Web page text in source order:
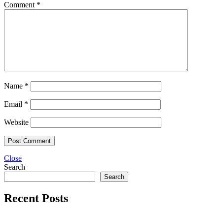
Comment *
Name *
Email *
Website
Close
Search
Search
Recent Posts